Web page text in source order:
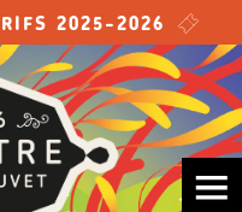
2025-2026